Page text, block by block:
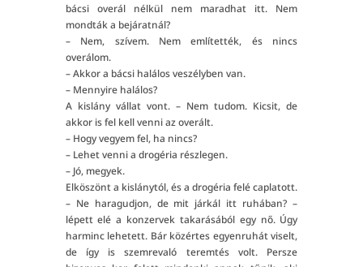
bácsi overál nélkül nem maradhat itt. Nem
mondták a bejáratnál?
– Nem, szívem. Nem említették, és nincs
overálom.
– Akkor a bácsi halálos veszélyben van.
– Mennyire halálos?
A kislány vállat vont. – Nem tudom. Kicsit, de
akkor is fel kell venni az overált.
– Hogy vegyem fel, ha nincs?
– Lehet venni a drogéria részlegen.
– Jó, megyek.
Elköszönt a kislánytól, és a drogéria felé caplatott.
– Ne haragudjon, de mit járkál itt ruhában? –
lépett elé a konzervek takarásából egy nő. Úgy
harminc lehetett. Bár közértes egyenruhát viselt,
de így is szemrevaló teremtés volt. Persze